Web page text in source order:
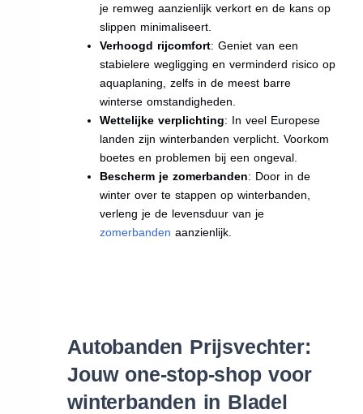
je remweg aanzienlijk verkort en de kans op
slippen minimaliseert.
Verhoogd rijcomfort: Geniet van een
stabielere wegligging en verminderd risico op
aquaplaning, zelfs in de meest barre
winterse omstandigheden.
Wettelijke verplichting: In veel Europese
landen zijn winterbanden verplicht. Voorkom
boetes en problemen bij een ongeval.
Bescherm je zomerbanden: Door in de
winter over te stappen op winterbanden,
verleng je de levensduur van je
zomerbanden aanzienlijk.
Autobanden Prijsvechter:
Jouw one-stop-shop voor
winterbanden in Bladel